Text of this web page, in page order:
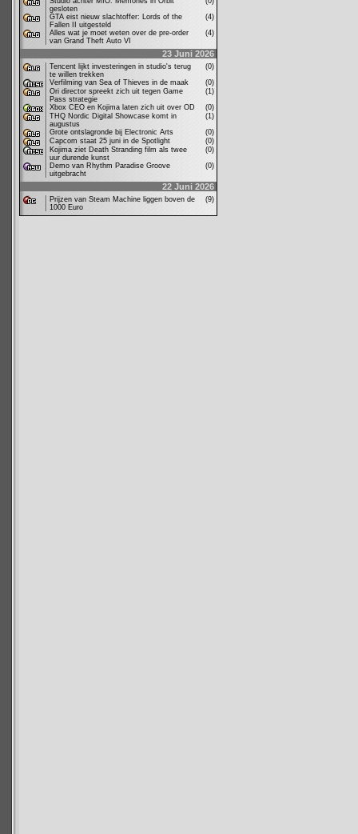
gesloten
GTA eist nieuw slachtoffer: Lords of the
Fallen II uitgesteld
(4)
Alles wat je moet weten over de pre-order
van Grand Theft Auto VI
(4)
23 Juni 2026
Tencent lijkt investeringen in studio's terug
te willen trekken
(0)
Verfilming van Sea of Thieves in de maak
(0)
Ori director spreekt zich uit tegen Game
Pass strategie
(1)
Xbox CEO en Kojima laten zich uit over OD
(0)
THQ Nordic Digital Showcase komt in
augustus
(1)
Grote ontslagronde bij Electronic Arts
(0)
Capcom staat 25 juni in de Spotlight
(0)
Kojima ziet Death Stranding film als twee
uur durende kunst
(0)
Demo van Rhythm Paradise Groove
uitgebracht
(0)
22 Juni 2026
Prijzen van Steam Machine liggen boven de
1000 Euro
(9)